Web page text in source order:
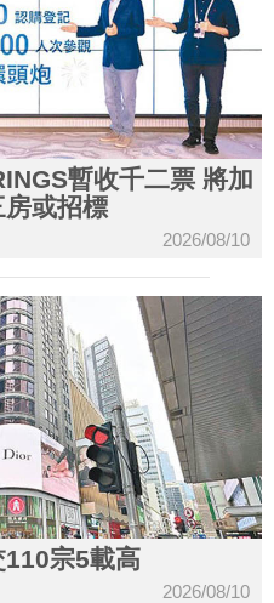
暫收千二票 將加
或招標
2026/08/10
宗5載高
2026/08/10